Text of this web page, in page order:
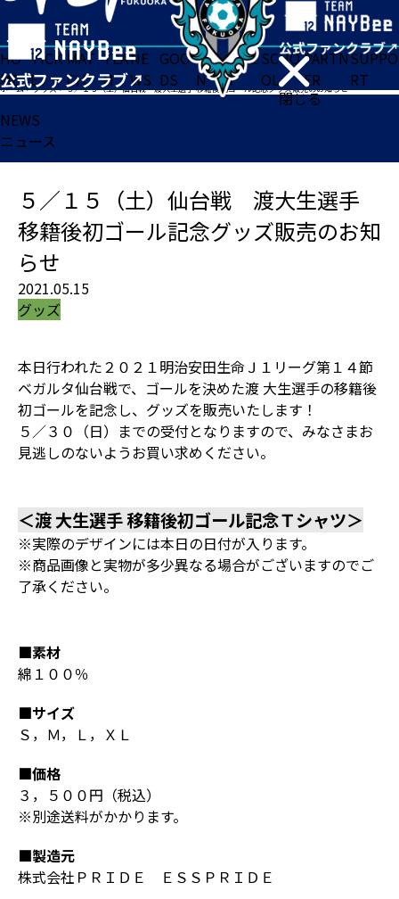
閉じる
HO
ME
TICK
ET
MAT
CH
TEA
M
NE
WS
GOO
DS
FA
N
ACADE
MY
SCHO
OL
PARTN
ER
SUPPO
RT
ホーム>グッズ>５／１５（土）仙台戦 渡大生選手 移籍後初ゴール記念グッズ販売のお知らせ
NEWS
ニュース
５／１５（土）仙台戦 渡大生選手
移籍後初ゴール記念グッズ販売のお知
らせ
2021.05.15
グッズ
本日行われた２０２１明治安田生命Ｊ１リーグ第１４節
ベガルタ仙台戦で、ゴールを決めた渡 大生選手の移籍後
初ゴールを記念し、グッズを販売いたします！
５／３０（日）までの受付となりますので、みなさまお
見逃しのないようお買い求めください。
＜渡 大生選手 移籍後初ゴール記念Ｔシャツ＞
※実際のデザインには本日の日付が入ります。
※商品画像と実物が多少異なる場合がございますのでご
了承ください。
■素材
綿１００％
■サイズ
Ｓ，Ｍ，Ｌ，ＸＬ
■価格
３，５００円（税込）
※別途送料がかかります。
■製造元
株式会社ＰＲＩＤＥ ＥＳＳＰＲＩＤＥ